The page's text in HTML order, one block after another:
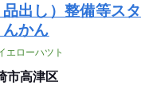
出し）整備等ス
んかん
エローハツト
市高津区